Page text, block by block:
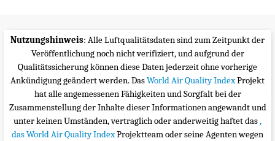
Nutzungshinweis: Alle Luftqualitätsdaten sind zum Zeitpunkt der
Veröffentlichung noch nicht verifiziert, und aufgrund der
Qualitätssicherung können diese Daten jederzeit ohne vorherige
Ankündigung geändert werden. DasWorld Air Quality IndexProjekt
hat alle angemessenen Fähigkeiten und Sorgfalt bei der
Zusammenstellung der Inhalte dieser Informationen angewandt und
unter keinen Umständen, vertraglich oder anderweitig haftet das,
das World Air Quality IndexProjektteam oder seine Agenten wegen